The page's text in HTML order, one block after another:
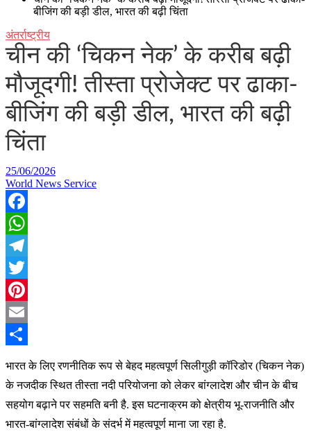
बीजिंग की बड़ी डील, भारत की बढ़ी चिंता
अंतर्राष्ट्रीय
चीन की ‘चिकन नेक’ के करीब बढ़ी
मौजूदगी! तीस्ता प्रोजेक्ट पर ढाका-
बीजिंग की बड़ी डील, भारत की बढ़ी
चिंता
25/06/2026
World News Service
Facebook
WhatsApp
Telegram
Twitter
Pinterest
Email
भारत के लिए रणनीतिक रूप से बेहद महत्वपूर्ण सिलीगुड़ी कॉरिडोर (चिकन नेक)
के नजदीक स्थित तीस्ता नदी परियोजना को लेकर बांग्लादेश और चीन के बीच
सहयोग बढ़ाने पर सहमति बनी है. इस घटनाक्रम को क्षेत्रीय भू-राजनीति और
भारत-बांग्लादेश संबंधों के संदर्भ में महत्वपूर्ण माना जा रहा है.